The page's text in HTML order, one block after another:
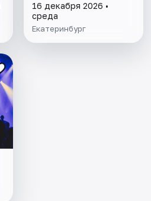
16 декабря 2026 •
среда
Екатеринбург